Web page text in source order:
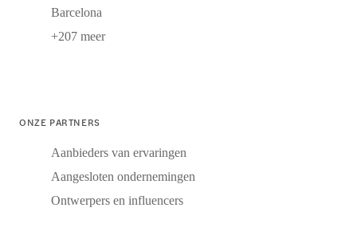
Barcelona
+207 meer
ONZE PARTNERS
Aanbieders van ervaringen
Aangesloten ondernemingen
Ontwerpers en influencers